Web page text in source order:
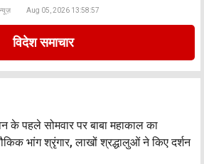
Aug 05, 2026 13:58:57
विदेश समाचार
के पहले सोमवार पर बाबा महाकाल का
भांग श्रृंगार, लाखों श्रद्धालुओं ने किए दर्शन